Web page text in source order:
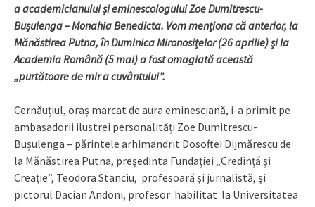
a academicianului și eminescologului Zoe Dumitrescu-
Bușulenga – Monahia Benedicta. Vom menționa că anterior, la
Mănăstirea Putna, în Duminica Mironosițelor (26 aprilie) și la
Academia Română (5 mai) a fost omagiată această
„purtătoare de mir a cuvântului”.
Cernăuțiul, oraș marcat de aura eminesciană, i-a primit pe
ambasadorii ilustrei personalități Zoe Dumitrescu-
Bușulenga – părintele arhimandrit Dosoftei Dijmărescu de
la Mănăstirea Putna, președinta Fundației „Credință și
Creație”, Teodora Stanciu, profesoară și jurnalistă, și
pictorul Dacian Andoni, profesor habilitat la Universitatea